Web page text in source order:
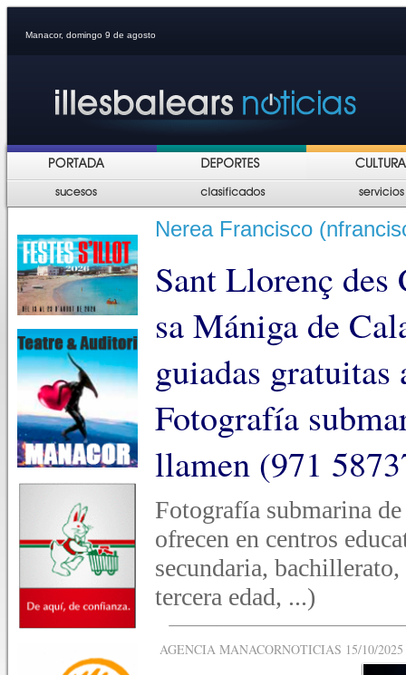
Manacor, domingo 9 de agosto
Nerea Francisco
Sant Llorenç
sa Mániga de
guiadas
Fotografía
llamen (971
Fotografía submarina
ofrecen en centros
secundaria,
tercera edad, ...)
AGENCIA MANACORNOTICIAS 15/10/